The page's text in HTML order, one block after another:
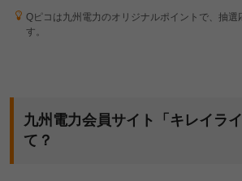
Qピコは九州電力のオリジナルポイントで、抽選
す。
九州電力会員サイト「キレイラ
て？